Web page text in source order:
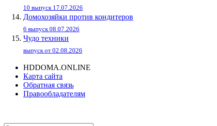
10 выпуск 17.07.2026
Домохозяйки против кондитеров
6 выпуск 08.07.2026
Чудо техники
выпуск от 02.08.2026
HDDOMA.ONLINE
Карта сайта
Обратная связь
Правообладателям